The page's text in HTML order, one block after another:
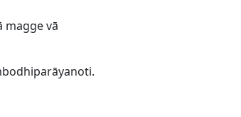
magge vā